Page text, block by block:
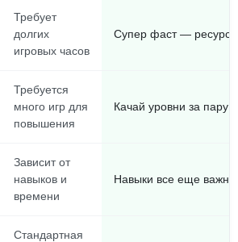
Требует
долгих
игровых часов
Супер фаст —
Требуется
много игр для
повышения
Качай уровни за пару
Зависит от
навыков и
времени
Навыки все еще
Стандартная